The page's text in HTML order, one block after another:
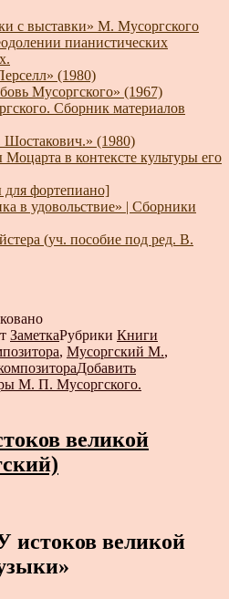
с выставки» М. Мусоргского
пианистических
(1980)
Мусоргского» (1967)
Сборник материалов
(1980)
в контексте культуры его
фортепиано]
в удовольствие» | Сборники
(уч. пособие под ред. В.
ЗаметкаРубрики Книги
, Мусоргский М.,
Добавить
М. П. Мусоргского.
великой
истоков великой